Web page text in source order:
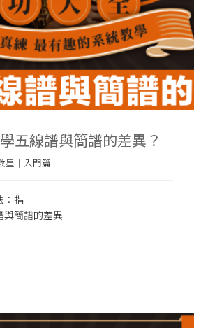
五線譜與簡譜的差異？
星｜入門篇
：指
與簡譜的差異